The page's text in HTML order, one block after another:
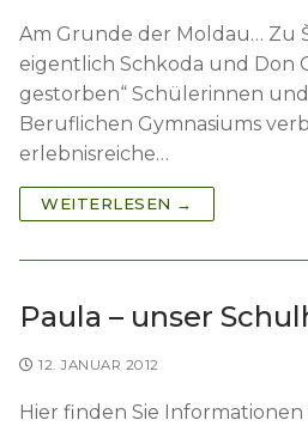
Am Grunde der Moldau… Zu
eigentlich Schkoda und Don
gestorben“ Schülerinnen
Beruflichen Gymnasiums
erlebnisreiche…
WEITERLESEN →
Paula – unser
12. JANUAR 2012
Hier finden Sie